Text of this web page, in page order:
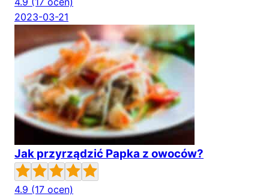
2023-03-21
Jak przyrządzić Papka z owoców?
4.9 (17 ocen)